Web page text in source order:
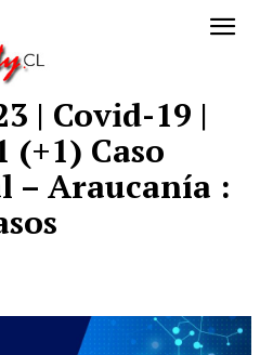
| Covid-19 |
(+1) Caso
– Araucanía :